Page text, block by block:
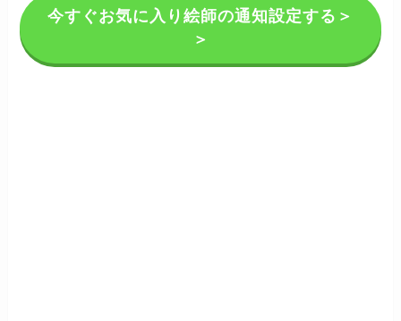
今すぐお気に入り絵師の通知設定する＞
＞